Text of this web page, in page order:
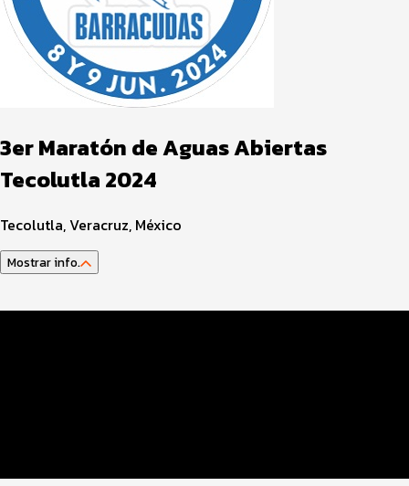
3er Maratón de Aguas Abiertas
Tecolutla 2024
Tecolutla, Veracruz, México
Mostrar info.